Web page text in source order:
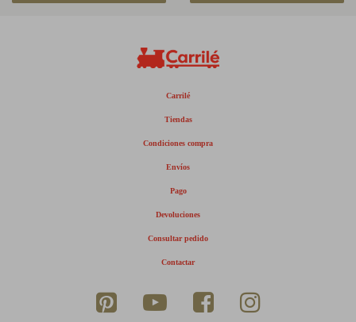
Carrilé
Tiendas
Condiciones compra
Envíos
Pago
Devoluciones
Consultar pedido
Contactar